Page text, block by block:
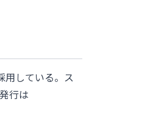
用している。ス
行は